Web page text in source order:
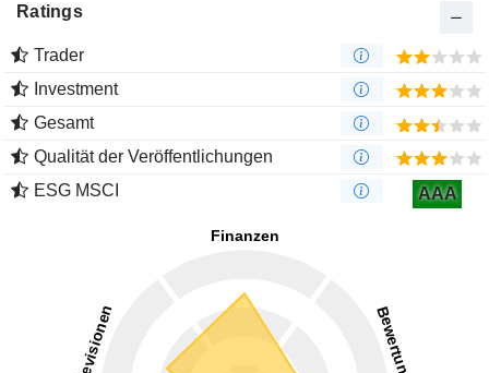
Ratings
Trader
Investment
Gesamt
Qualität der Veröffentlichungen
ESG MSCI
AAA